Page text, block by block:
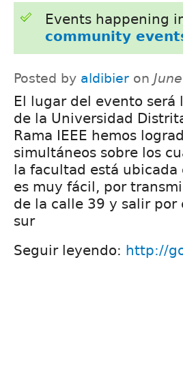
Events happening
community
Posted by aldibier on
El lugar del evento
de la Universidad
Rama IEEE hemos
simultáneos sobre los
la facultad está ubicada
es muy fácil, por
de la calle 39 y salir
sur
Seguir leyendo: http://